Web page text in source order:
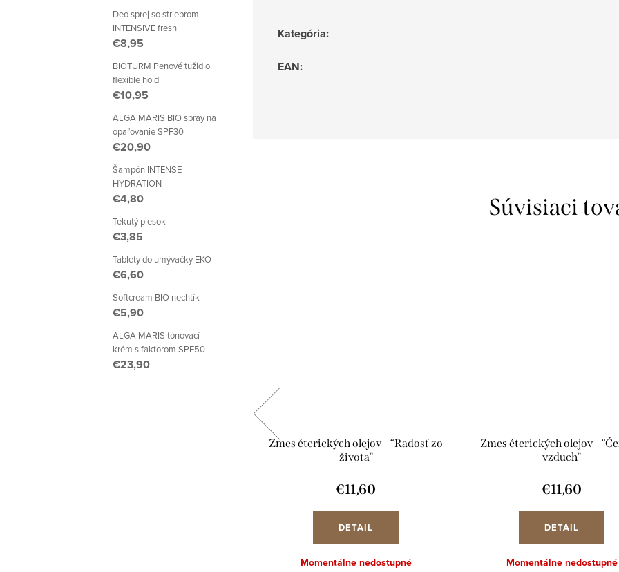
Deo sprej so striebrom
INTENSIVE fresh
€8,95
BIOTURM Penové tužidlo
flexible hold
€10,95
ALGA MARIS BIO spray na
opaľovanie SPF30
€20,90
Šampón INTENSE
HYDRATION
€4,80
Tekutý piesok
€3,85
Tablety do umývačky EKO
€6,60
Softcream BIO nechtík
€5,90
ALGA MARIS tónovací
krém s faktorom SPF50
€23,90
Kategória:
EAN:
Súvisiaci
Zmes éterických olejov – “Radosť zo
života”
€11,60
DETAIL
Momentálne nedostupné
Zmes éterických olejov –
vzduch”
€11,60
DETAIL
Momentálne nedostupné